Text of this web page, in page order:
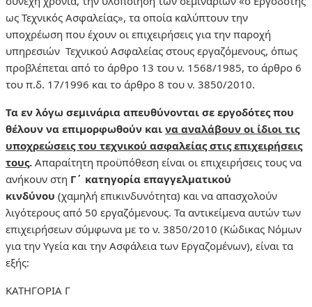
ως Τεχνικός Ασφαλείας», τα οποία καλύπτουν την
υποχρέωση που έχουν οι επιχειρήσεις για την παροχή
υπηρεσιών Τεχνικού Ασφαλείας στους εργαζόμενους, όπως
προβλέπεται από το άρθρο 13 του ν. 1568/1985, το άρθρο 6
του π.δ. 17/1996 και το άρθρο 8 του ν. 3850/2010.
Τα εν λόγω σεμινάρια απευθύνονται σε εργοδότες που
θέλουν να επιμορφωθούν και να αναλάβουν οι ίδιοι τις
υποχρεώσεις του τεχνικού ασφαλείας στις επιχειρήσεις
τους. Απαραίτητη προϋπόθεση είναι οι επιχειρήσεις τους να
ανήκουν στη Γ΄ κατηγορία επαγγελματικού
κινδύνου (χαμηλή επικινδυνότητα) και να απασχολούν
λιγότερους από 50 εργαζόμενους. Τα αντικείμενα αυτών των
επιχειρήσεων σύμφωνα με το ν. 3850/2010 (Κώδικας Νόμων
για την Υγεία και την Ασφάλεια των Εργαζομένων), είναι τα
εξής:
ΚΑΤΗΓΟΡΙΑ Γ